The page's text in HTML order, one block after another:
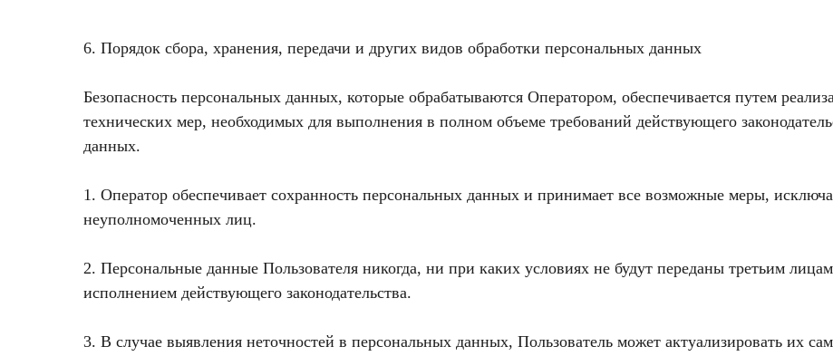
6. Порядок сбора, хранения, передачи и других видов обработки персональных данных
Безопасность персональных данных, которые обрабатываются Оператором, обеспечивается путем
технических мер, необходимых для выполнения в полном объеме требований действующего
данных.
1. Оператор обеспечивает сохранность персональных данных и принимает все возможные меры,
неуполномоченных лиц.
2. Персональные данные Пользователя никогда, ни при каких условиях не будут переданы третьим
исполнением действующего законодательства.
3. В случае выявления неточностей в персональных данных, Пользователь может актуализировать их